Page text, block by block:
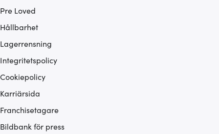
Pre Loved
Hållbarhet
Lagerrensning
Integritetspolicy
Cookiepolicy
Karriärsida
Franchisetagare
Bildbank för press